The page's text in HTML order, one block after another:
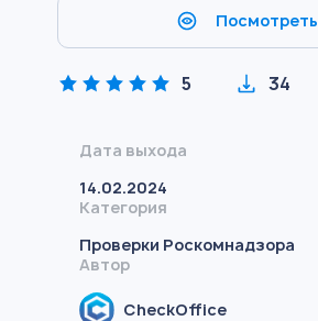
Посмотреть
5 34
Дата выхода
14.02.2024
Категория
Проверки Роскомнадзора
Автор
CheckOffice